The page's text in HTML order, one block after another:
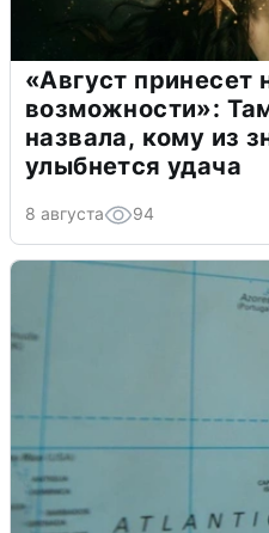
«Август принесет
возможности»:
назвала, кому из
улыбнется удача
8 августа 94